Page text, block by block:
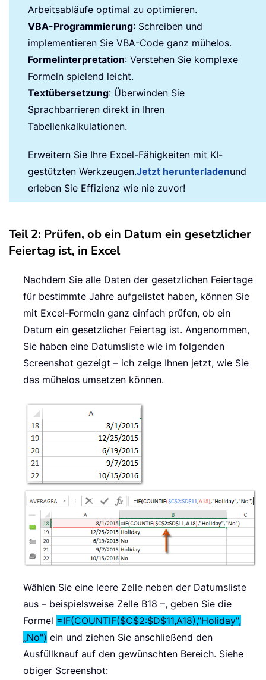
Arbeitsabläufe optimal zu optimieren.
VBA-Programmierung: Schreiben und
implementieren Sie VBA-Code ganz mühelos.
Formelinterpretation: Verstehen Sie komplexe
Formeln spielend leicht.
Textübersetzung: Überwinden Sie
Sprachbarrieren direkt in Ihren
Tabellenkalkulationen.
Erweitern Sie Ihre Excel-Fähigkeiten mit KI-
gestützten Werkzeugen.Jetzt herunterladenund
erleben Sie Effizienz wie nie zuvor!
Teil 2: Prüfen, ob ein Datum ein gesetzlicher
Feiertag ist, in Excel
Nachdem Sie alle Daten der gesetzlichen Feiertage
für bestimmte Jahre aufgelistet haben, können Sie
mit Excel-Formeln ganz einfach prüfen, ob ein
Datum ein gesetzlicher Feiertag ist. Angenommen,
Sie haben eine Datumsliste wie im folgenden
Screenshot gezeigt – ich zeige Ihnen jetzt, wie Sie
das mühelos umsetzen können.
Wählen Sie eine leere Zelle neben der Datumsliste
aus – beispielsweise Zelle B18 –, geben Sie die
Formel =IF(COUNTIF($C$2:$D$11,A18),"Holiday",
„No") ein und ziehen Sie anschließend den
Ausfüllknauf auf den gewünschten Bereich. Siehe
obiger Screenshot: